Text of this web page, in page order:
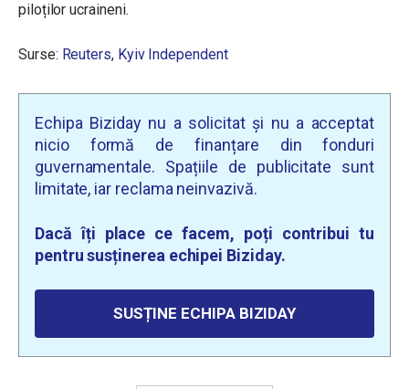
piloților ucraineni.
Surse: Reuters, Kyiv Independent
Echipa Biziday nu a solicitat și nu a acceptat
nicio formă de finanțare din fonduri
guvernamentale. Spațiile de publicitate sunt
limitate, iar reclama neinvazivă.
Dacă îți place ce facem, poți contribui tu
pentru susținerea echipei Biziday.
SUSȚINE ECHIPA BIZIDAY